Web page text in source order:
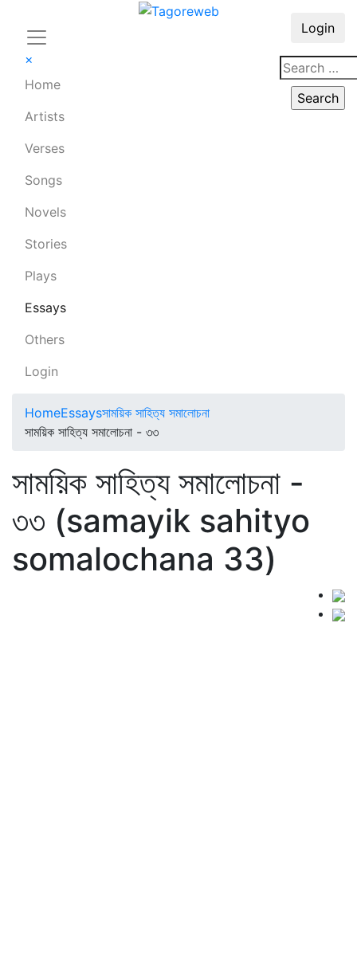
×
Home
Artists
Verses
Songs
Novels
Stories
Plays
Essays
Others
Login
Login
HomeEssaysসাময়িক সাহিত্য সমালোচনা
সাময়িক সাহিত্য সমালোচনা - ৩৩
সাময়িক সাহিত্য সমালোচনা -
৩৩ (samayik sahityo
somalochana 33)